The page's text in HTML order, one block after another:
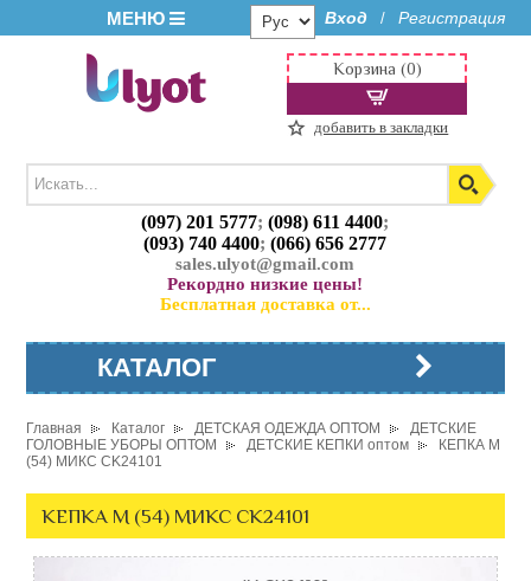
МЕНЮ Вход / Регистрация
(097) 201 5777;(098) 611 4400;
(093) 740 4400;(066) 656 2777
sales.ulyot@gmail.com
Рекордно низкие цены!
Бесплатная доставка от...
Корзина (0)
добавить в закладки
КАТАЛОГ
Главная Каталог ДЕТСКАЯ ОДЕЖДА ОПТОМ
ДЕТСКИЕ
ГОЛОВНЫЕ УБОРЫ ОПТОМ
ДЕТСКИЕ КЕПКИ оптом
КЕПКА M
(54) МИКС CK24101
КЕПКА M (54) МИКС CK24101